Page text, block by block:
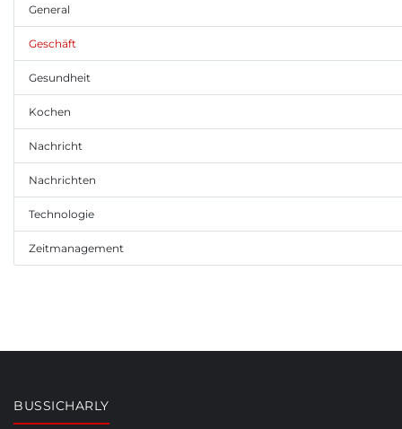
General
Geschäft
Gesundheit
Kochen
Nachricht
Nachrichten
Technologie
Zeitmanagement
BUSSICHARLY